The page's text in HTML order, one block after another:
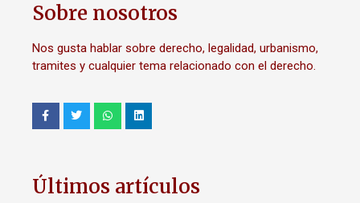
Sobre nosotros
Nos gusta hablar sobre derecho, legalidad, urbanismo,
tramites y cualquier tema relacionado con el derecho.
Últimos artículos